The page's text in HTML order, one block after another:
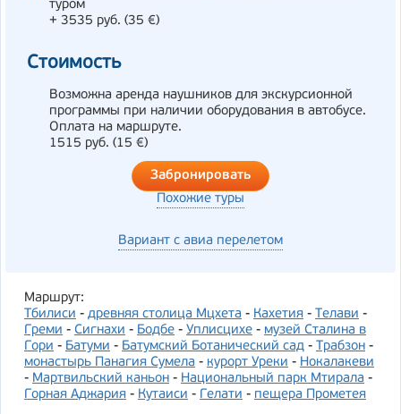
туром
+ 3535 pуб. (35 €)
Стоимость
Возможна аренда наушников для экскурсионной
программы при наличии оборудования в автобусе.
Оплата на маршруте.
1515 pуб. (15 €)
Забронировать
Похожие туры
Вариант с авиа перелетом
Маршрут:
Тбилиси - древняя столица Мцхета - Кахетия - Телави -
Греми - Сигнахи - Бодбе - Уплисцихе - музей Сталина в
Гори - Батуми - Батумский Ботанический сад - Трабзон -
монастырь Панагия Сумела - курорт Уреки - Нокалакеви
- Мартвильский каньон - Национальный парк Мтирала -
Горная Аджария - Кутаиси - Гелати - пещера Прометея